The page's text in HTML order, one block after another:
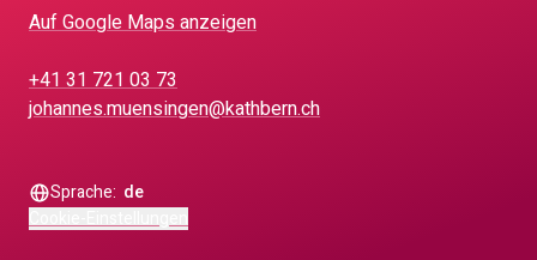
Auf Google Maps anzeigen
+41 31 721 03 73
johannes.muensingen@kathbern.ch
Sprache: de